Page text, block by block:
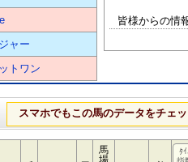
ャー
トワン
皆様からの情
スマホでもこの馬のデータをチェッ
馬
場
ﾀｲ